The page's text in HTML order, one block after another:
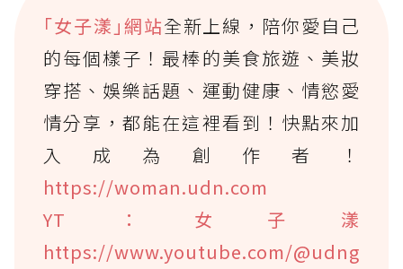
｢女子漾｣網站全新上線，陪你愛自己
的每個樣子！最棒的美食旅遊、美妝
穿搭、娛樂話題、運動健康、情慾愛
情分享，都能在這裡看到！快點來加
入成為創作者！
https://woman.udn.com
YT：女子漾
https://www.youtube.com/@udng